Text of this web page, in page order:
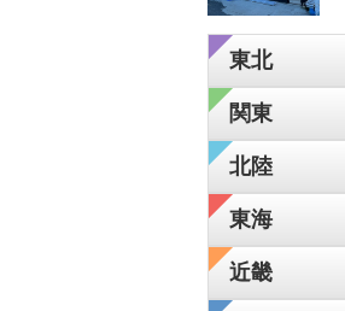
東北
関東
北陸
東海
近畿